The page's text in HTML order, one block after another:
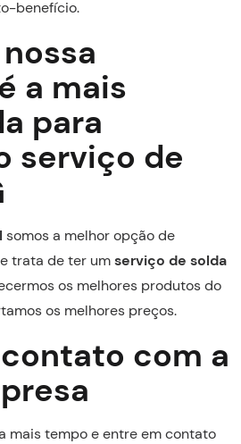
benefício.
a mais
para
serviço de
somos a melhor opção de
trata de ter umserviço de solda
os melhores produtos do
os melhores preços.
com a
mais tempo e entre em contato